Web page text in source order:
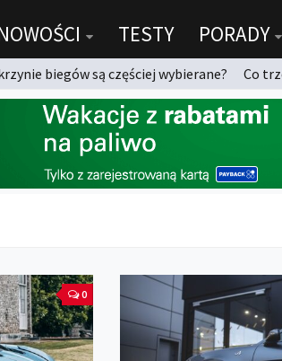
TESTY PORADY
biegów są częściej wybierane? Co
0